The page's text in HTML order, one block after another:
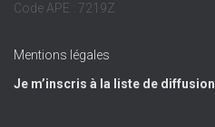
Code APE : 7219Z
Mentions légales
Je m’inscris à la liste de diffusion